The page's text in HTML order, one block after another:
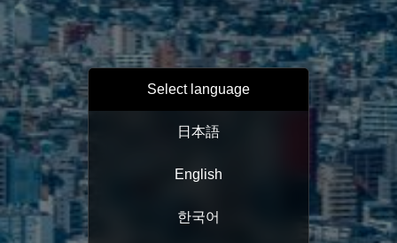
Select language
日本語
English
한국어